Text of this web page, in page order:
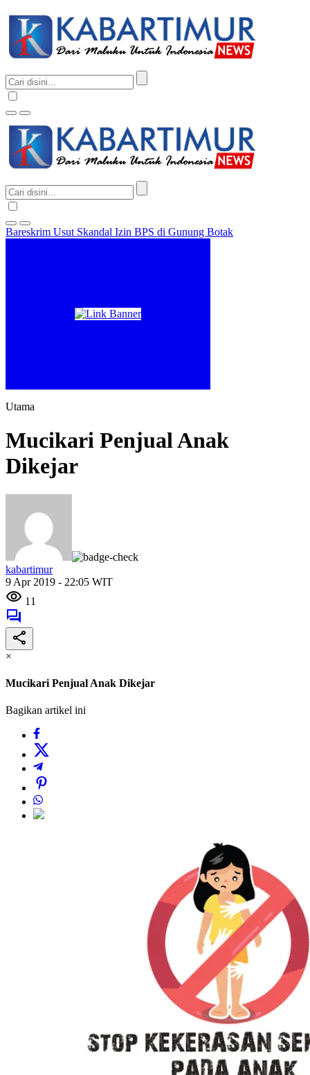
Bareskrim Usut Skandal Izin BPS di Gunung Botak
Utama
Mucikari Penjual Anak
Dikejar
kabartimur
9 Apr 2019 - 22:05 WIT
11
×
Mucikari Penjual Anak Dikejar
Bagikan artikel ini